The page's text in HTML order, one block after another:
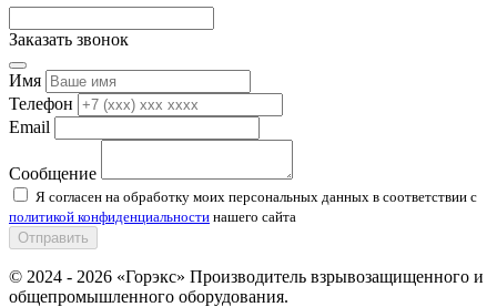
Заказать звонок
Имя
Телефон
Email
Сообщение
Я согласен на обработку моих персональных данных в соответствии с
политикой конфиденциальности нашего сайта
Отправить
© 2024 - 2026 «Горэкс» Производитель взрывозащищенного и
общепромышленного оборудования.